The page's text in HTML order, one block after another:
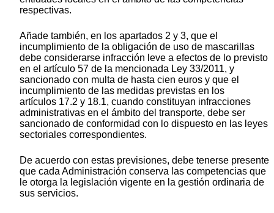
respectivas.
Añade también, en los apartados 2 y 3, que el
incumplimiento de la obligación de uso de mascarillas
debe considerarse infracción leve a efectos de lo previsto
en el artículo 57 de la mencionada Ley 33/2011, y
sancionado con multa de hasta cien euros y que el
incumplimiento de las medidas previstas en los
artículos 17.2 y 18.1, cuando constituyan infracciones
administrativas en el ámbito del transporte, debe ser
sancionado de conformidad con lo dispuesto en las leyes
sectoriales correspondientes.
De acuerdo con estas previsiones, debe tenerse presente
que cada Administración conserva las competencias que
le otorga la legislación vigente en la gestión ordinaria de
sus servicios.